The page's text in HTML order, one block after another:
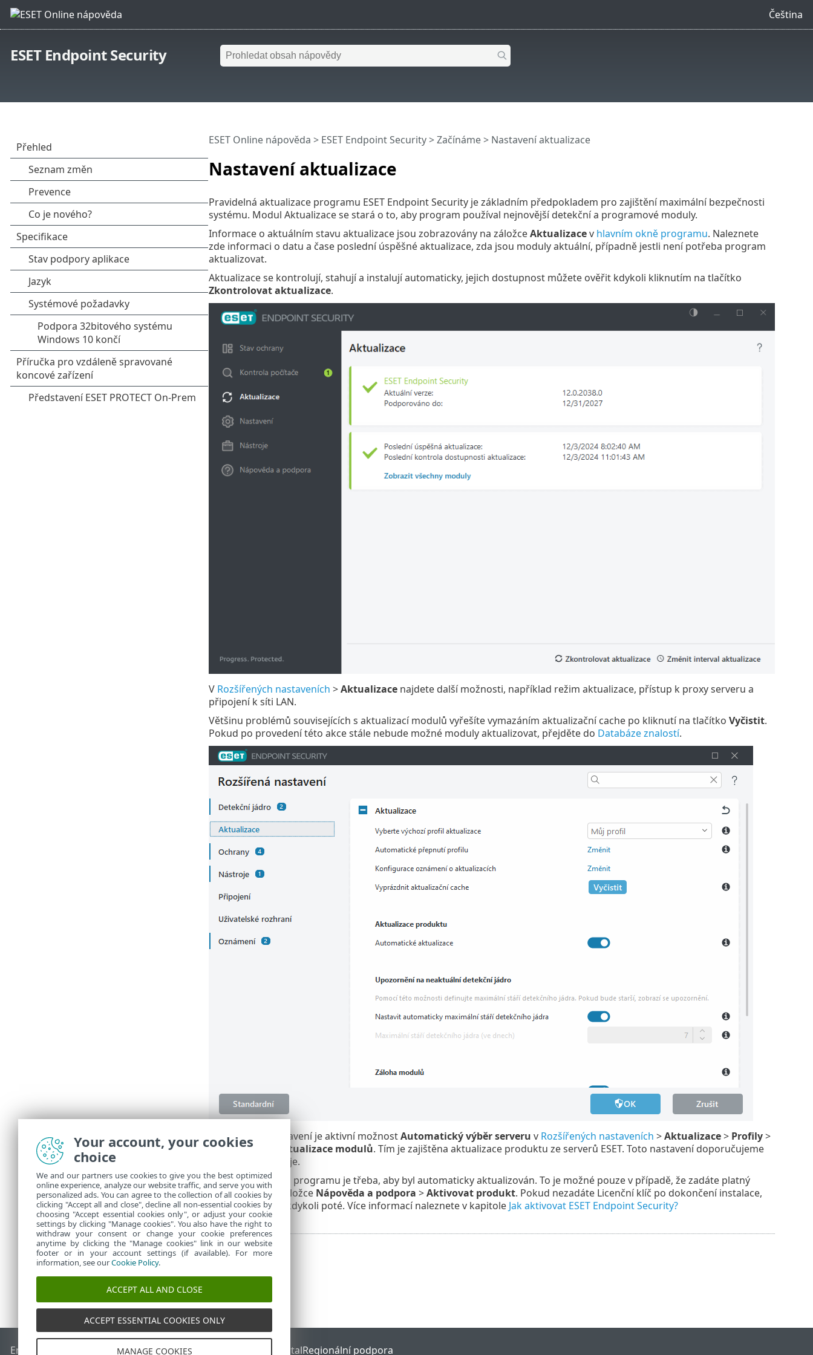
Čeština
ESET Endpoint Security
Nastavení aktualizace
ESET Online nápověda > ESET Endpoint Security>Začínáme> Nastavení aktualizace
Pravidelná aktualizace programu ESET Endpoint Security je základním předpokladem pro zajištění maximální bezpečnosti
systému. Modul Aktualizace se stará o to, aby program používal nejnovější detekční a programové moduly.
Informace o aktuálním stavu aktualizace jsou zobrazovány na záložceAktualizacev hlavním okně programu. Naleznete
zde informaci o datu a čase poslední úspěšné aktualizace, zda jsou moduly aktuální, případně jestli není potřeba program
aktualizovat.
Aktualizace se kontrolují, stahují a instalují automaticky, jejich dostupnost můžete ověřit kdykoli kliknutím na tlačítko
Zkontrolovat aktualizace.
V Rozšířených nastaveních >Aktualizacenajdete další možnosti, například režim aktualizace, přístup k proxy serveru a
připojení k síti LAN.
Většinu problémů souvisejících s aktualizací modulů vyřešíte vymazáním aktualizační cache po kliknutí na tlačítko Vyčistit.
Pokud po provedení této akce stále nebude možné moduly aktualizovat, přejděte do Databáze znalostí.
Ve výchozím nastavení je aktivní možnostAutomatický výběr serveru v Rozšířených nastaveních >Aktualizace> Profily>
Aktualizace
Aktualizace modulů. Tím je zajištěna aktualizace produktu ze serverů ESET. Toto nastavení doporučujeme
ponechat tak, jak je.
Pro optimální běh programu je třeba, aby byl automaticky aktualizován. To je možné pouze v případě, že zadáte platný
Licenční klíč na záložce Nápověda a podpora >Aktivovat produkt. Pokud nezadáte Licenční klíč po dokončení instalace,
můžete jej zadat kdykoli poté. Více informací naleznete v kapitole Jak aktivovat ESET Endpoint Security?
End of Life ESET Databáze znalostíESET Forum ESET Status PortalRegionální podpora
Your account, your cookies
choice
We and our partners use cookies to give you the best optimized
online experience, analyze our website traffic, and serve you with
personalized ads. You can agree to the collection of all cookies by
clicking "Accept all and close", decline all non-essential cookies by
choosing "Accept essential cookies only", or adjust your cookie
settings by clicking "Manage cookies". You also have the right to
withdraw your consent or change your cookie preferences
anytime by clicking the "Manage cookies" link in our website
footer or in your account settings (if available). For more
information, see ourCookie Policy.
ACCEPT ALL AND CLOSE
ACCEPT ESSENTIAL COOKIES ONLY
MANAGE COOKIES